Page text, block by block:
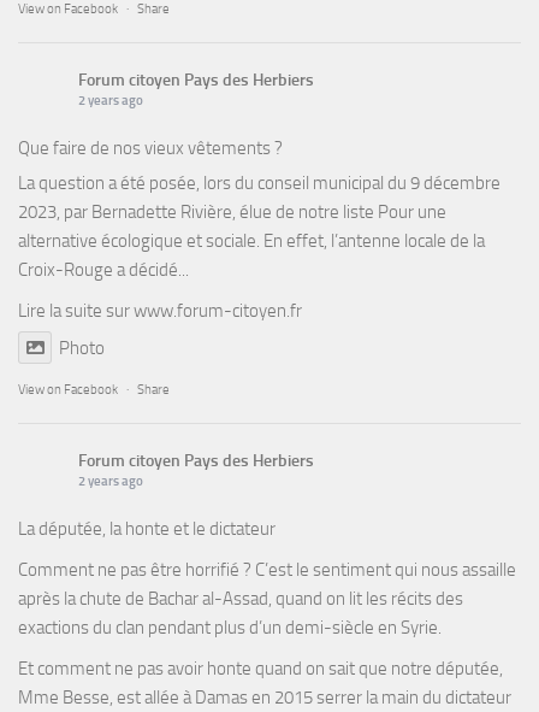
View on Facebook · Share
Forum citoyen Pays des Herbiers
2 years ago
Que faire de nos vieux vêtements ?
La question a été posée, lors du conseil municipal du 9 décembre
2023, par Bernadette Rivière, élue de notre liste Pour une
alternative écologique et sociale. En effet, l’antenne locale de la
Croix-Rouge a décidé...
Lire la suite surwww.forum-citoyen.fr
Photo
View on Facebook · Share
Forum citoyen Pays des Herbiers
2 years ago
La députée, la honte et le dictateur
Comment ne pas être horrifié ? C’est le sentiment qui nous assaille
après la chute de Bachar al-Assad, quand on lit les récits des
exactions du clan pendant plus d’un demi-siècle en Syrie.
Et comment ne pas avoir honte quand on sait que notre députée,
Mme Besse, est allée à Damas en 2015 serrer la main du dictateur